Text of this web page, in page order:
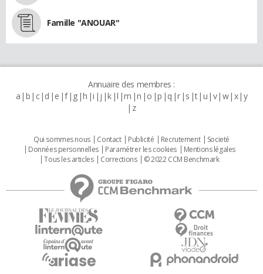
Famille "ANOUAR"
Annuaire des membres :
a b c d e f g h i j k l m n o p q r s t u v w x y
z
Qui sommes nous Contact Publicité Recrutement
Societé
Données personnelles
Paramétrer les cookies
Mentions légales
Tous les articles
Corrections © 2022 CCM Benchmark